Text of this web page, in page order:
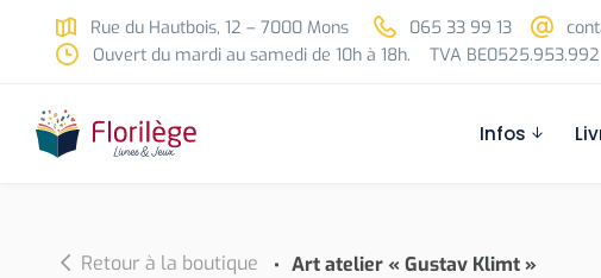
Skip to main content
Rue du Hautbois, 12 – 7000 Mons 065 33 99 13
Ouvert du mardi au samedi de 10h à 18h.
TVA BE0525.953.992
Infos
Retour à la boutique Art atelier « Gustav Klimt »